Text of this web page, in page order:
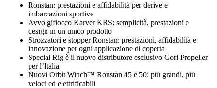
Ronstan: prestazioni e affidabilità per derive e
imbarcazioni sportive
Avvolgifiocco Karver KRS: semplicità, prestazioni e
design in un unico prodotto
Strozzatori e stopper Ronstan: prestazioni, affidabilità e
innovazione per ogni applicazione di coperta
Special Rig è il nuovo distributore esclusivo Gori Propeller
per l’Italia
Nuovi Orbit Winch™ Ronstan 45 e 50: più grandi, più
veloci ed elettrificabili